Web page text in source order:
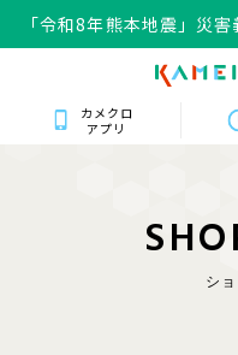
「令和8年熊本地震」災
カメクロ
アプリ
SHO
シ